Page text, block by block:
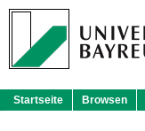
Startseite Browsen